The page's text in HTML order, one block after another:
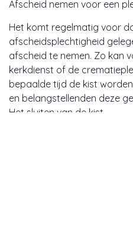
Afscheid nemen voor een
Het komt regelmatig voor
afscheidsplechtigheid
afscheid te nemen. Zo kan
kerkdienst of de
bepaalde tijd de kist
en belangstellenden deze
Het sluiten van de kist